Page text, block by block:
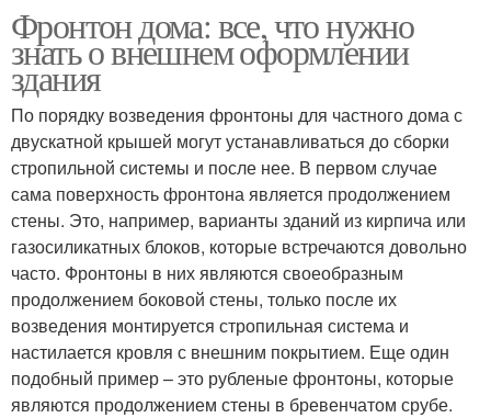
Фронтон дома: все, что нужно
знать о внешнем оформлении
здания
По порядку возведения фронтоны для частного дома с
двускатной крышей могут устанавливаться до сборки
стропильной системы и после нее. В первом случае
сама поверхность фронтона является продолжением
стены. Это, например, варианты зданий из кирпича или
газосиликатных блоков, которые встречаются довольно
часто. Фронтоны в них являются своеобразным
продолжением боковой стены, только после их
возведения монтируется стропильная система и
настилается кровля с внешним покрытием. Еще один
подобный пример – это рубленые фронтоны, которые
являются продолжением стены в бревенчатом срубе.